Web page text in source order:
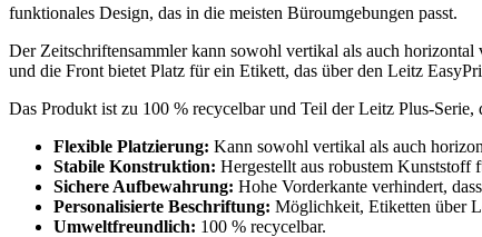
funktionales Design, das in die meisten Büroumgebungen passt.
Der Zeitschriftensammler kann sowohl vertikal als auch
und die Front bietet Platz für ein Etikett, das über den Leitz
Das Produkt ist zu 100 % recycelbar und Teil der Leitz Plus-
Flexible Platzierung: Kann sowohl vertikal als auch
Stabile Konstruktion: Hergestellt aus robustem Kunststoff
Sichere Aufbewahrung: Hohe Vorderkante verhindert,
Personalisierte Beschriftung: Möglichkeit, Etiketten über
Umweltfreundlich: 100 % recycelbar.